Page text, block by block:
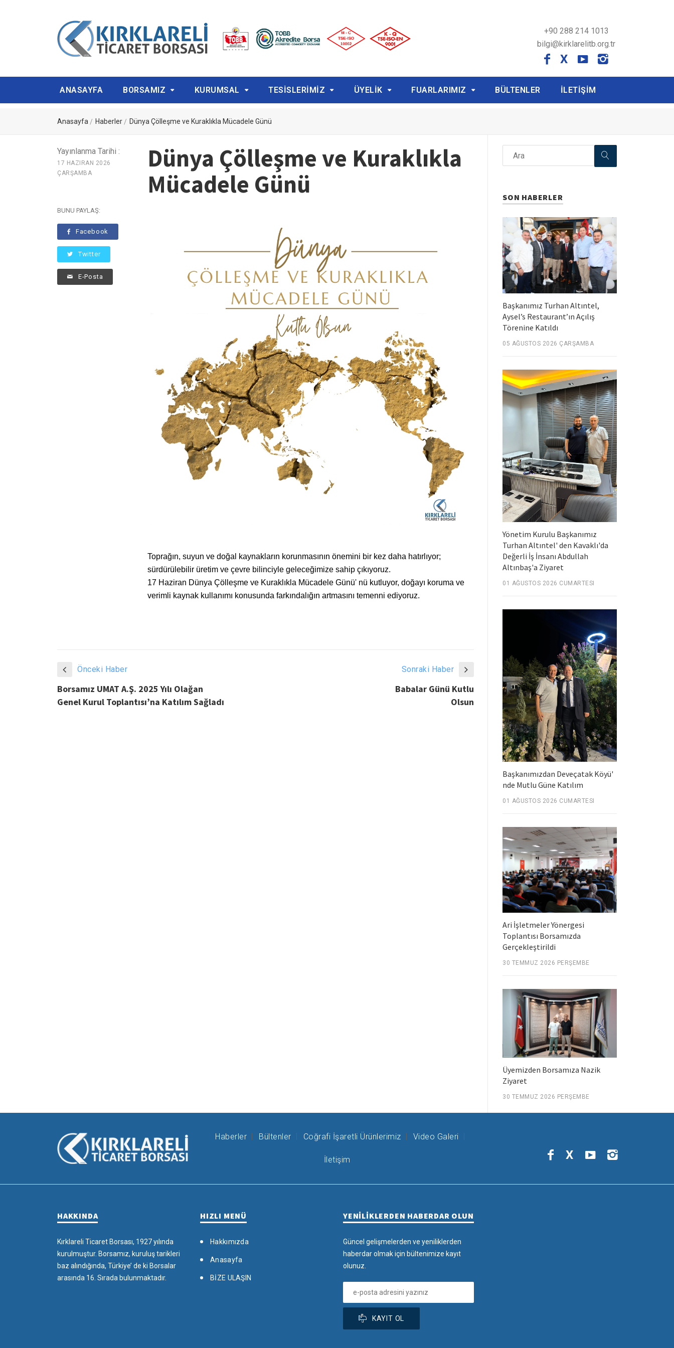
+90 288 214 1013
bilgi@kirklarelitb.org.tr
X
ANASAYFA BORSAMIZ KURUMSAL TESİSLERİMİZ ÜYELİK FUARLARIMIZ BÜLTENLER İLETİŞİM
Anasayfa Haberler Dünya Çölleşme ve Kuraklıkla Mücadele Günü
Yayınlanma Tarihi :
17 HAZIRAN 2026
ÇARŞAMBA
BUNU PAYLAŞ:
Facebook
Twitter
E-Posta
Dünya Çölleşme ve Kuraklıkla
Mücadele Günü
Toprağın, suyun ve doğal kaynakların korunmasının önemini bir kez daha hatırlıyor;
sürdürülebilir üretim ve çevre bilinciyle geleceğimize sahip çıkıyoruz.
17 Haziran Dünya Çölleşme ve Kuraklıkla Mücadele Günü' nü kutluyor, doğayı koruma ve
verimli kaynak kullanımı konusunda farkındalığın artmasını temenni ediyoruz.
Önceki Haber
Borsamız UMAT A.Ş. 2025 Yılı Olağan
Genel Kurul Toplantısı’na Katılım Sağladı
Sonraki Haber
Babalar Günü Kutlu
Olsun
SON HABERLER
Başkanımız Turhan Altıntel,
Aysel’s Restaurant’ın Açılış
Törenine Katıldı
05 AĞUSTOS 2026 ÇARŞAMBA
Yönetim Kurulu Başkanımız
Turhan Altıntel' den Kavaklı'da
Değerli İş İnsanı Abdullah
Altınbaş'a Ziyaret
01 AĞUSTOS 2026 CUMARTESI
Başkanımızdan Deveçatak Köyü'
nde Mutlu Güne Katılım
01 AĞUSTOS 2026 CUMARTESI
Ari İşletmeler Yönergesi
Toplantısı Borsamızda
Gerçekleştirildi
30 TEMMUZ 2026 PERŞEMBE
Üyemizden Borsamıza Nazik
Ziyaret
30 TEMMUZ 2026 PERŞEMBE
Haberler Bültenler Coğrafi İşaretli Ürünlerimiz Video Galeri
İletişim X
HAKKINDA
Kırklareli Ticaret Borsası, 1927 yılında
kurulmuştur. Borsamız, kuruluş tarikleri
baz alındığında, Türkiye’ de ki Borsalar
arasında 16. Sırada bulunmaktadır.
HIZLI MENÜ
Hakkımızda
Anasayfa
BİZE ULAŞIN
YENİLİKLERDEN HABERDAR OLUN
Güncel gelişmelerden ve yeniliklerden
haberdar olmak için bültenimize kayıt
olunuz.
KAYIT OL